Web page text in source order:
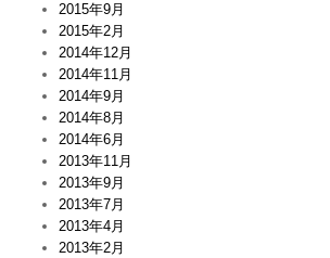
2015年9月
2015年2月
2014年12月
2014年11月
2014年9月
2014年8月
2014年6月
2013年11月
2013年9月
2013年7月
2013年4月
2013年2月